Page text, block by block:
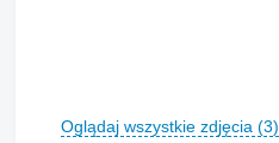
Oglądaj wszystkie zdjęcia (3)